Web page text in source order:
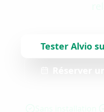
Tester Alvio